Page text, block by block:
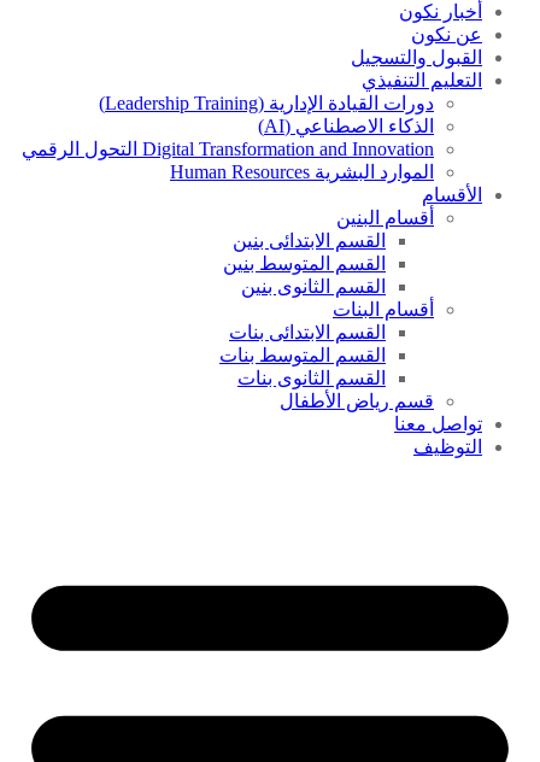
أخبار نكون
عن نكون
القبول والتسجيل
التعليم التنفيذي
دورات القيادة الإدارية (Leadership Training)
الذكاء الاصطناعي (AI)
Digital Transformation and Innovation التحول الرقمي
الموارد البشرية Human Resources
الأقسام
أقسام البنين
القسم الابتدائى بنين
القسم المتوسط بنين
القسم الثانوى بنين
أقسام البنات
القسم الابتدائى بنات
القسم المتوسط بنات
القسم الثانوى بنات
قسم رياض الأطفال
تواصل معنا
التوظيف